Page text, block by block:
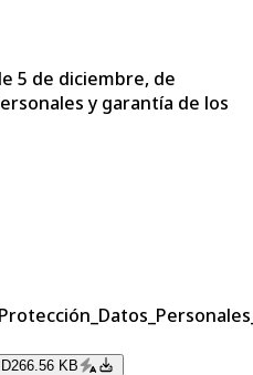
5 de diciembre, de
y garantía de los
266.56 KB